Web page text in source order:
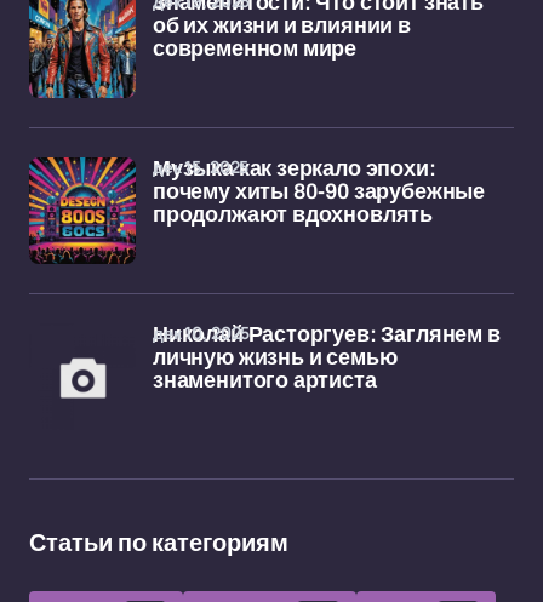
об их жизни и влиянии в
современном мире
Музыка как зеркало эпохи:
почему хиты 80-90 зарубежные
продолжают вдохновлять
дек 15, 2025
Николай Расторгуев: Заглянем в
личную жизнь и семью
знаменитого артиста
дек 10, 2025
Статьи по категориям